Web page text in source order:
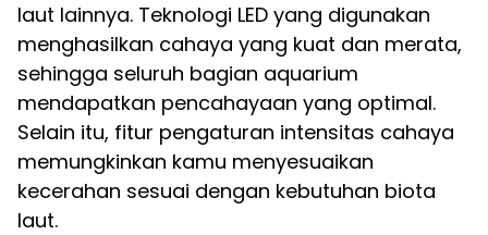
laut lainnya. Teknologi LED yang digunakan
menghasilkan cahaya yang kuat dan merata,
sehingga seluruh bagian aquarium
mendapatkan pencahayaan yang optimal.
Selain itu, fitur pengaturan intensitas cahaya
memungkinkan kamu menyesuaikan
kecerahan sesuai dengan kebutuhan biota
laut.